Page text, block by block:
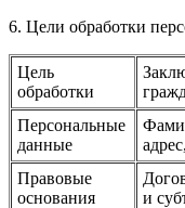
6. Цели обработки
Цель
обработки
Персональные
данные
Правовые
основания
и